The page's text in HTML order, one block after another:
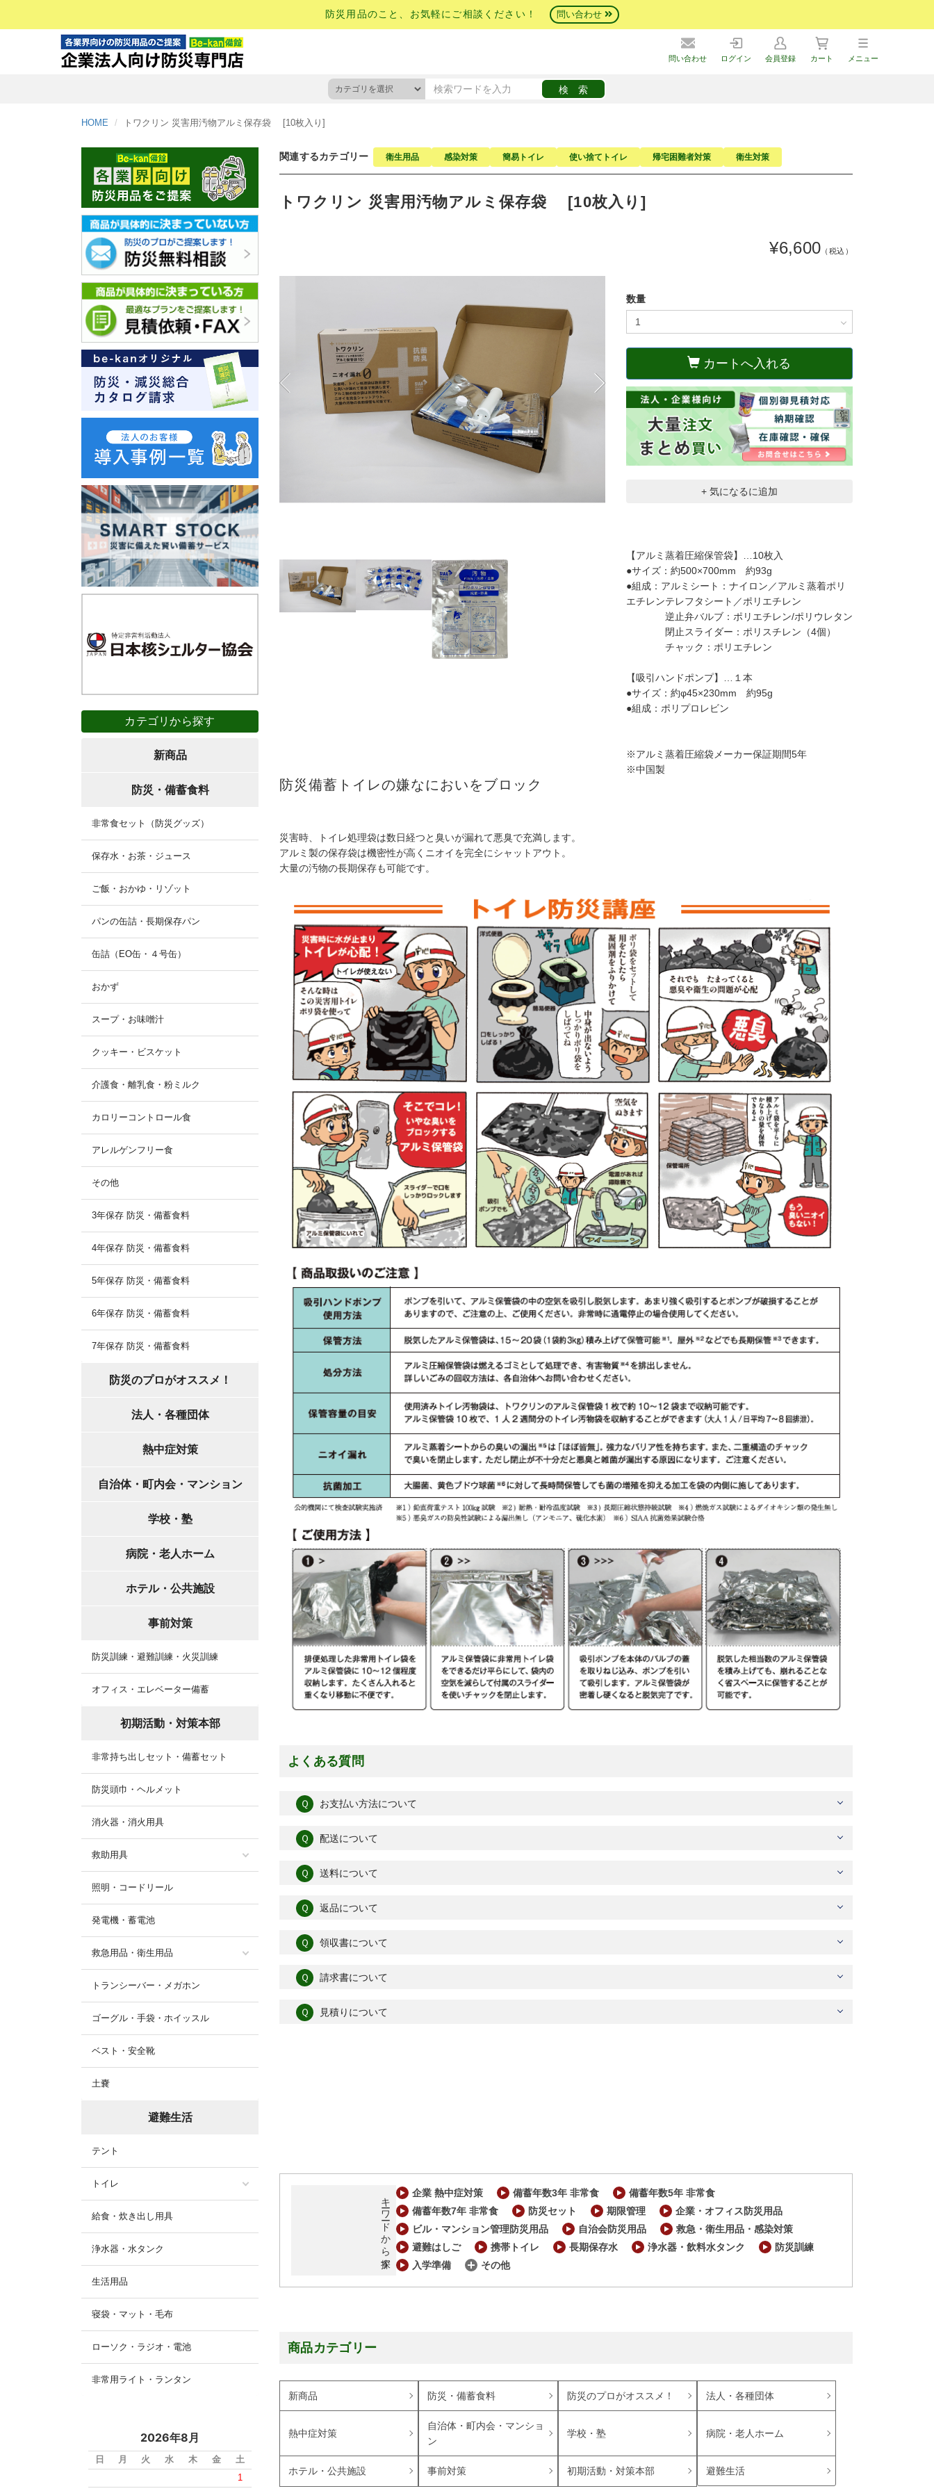
防災用品のこと、お気軽にご相談ください！ 問い合わせ
問い合わせ ログイン 会員登録 カート メニュー
HOME トワクリン 災害用汚物アルミ保存袋 [10枚入り]
関連するカテゴリー 衛生用品 感染対策 簡易トイレ 使い捨てトイレ 帰宅困難者対策 衛生対策
トワクリン 災害用汚物アルミ保存袋 [10枚入り]
¥6,600 （税込）
数量
カートへ入れる
+ 気になるに追加
【アルミ蒸着圧縮保管袋】…10枚入
●サイズ：約500×700mm 約93g
●組成：アルミシート：ナイロン／アルミ蒸着ポリ
エチレンテレフタシート／ポリエチレン
逆止弁バルブ：ポリエチレン/ポリウレタン
閉止スライダー：ポリスチレン（4個）
チャック：ポリエチレン
【吸引ハンドポンプ】…１本
●サイズ：約φ45×230mm 約95g
●組成：ポリプロレビン
※アルミ蒸着圧縮袋メーカー保証期間5年
※中国製
防災備蓄トイレの嫌なにおいをブロック
災害時、トイレ処理袋は数日経つと臭いが漏れて悪臭で充満します。
アルミ製の保存袋は機密性が高くニオイを完全にシャットアウト。
大量の汚物の長期保存も可能です。
よくある質問
Ｑ お支払い方法について
Ｑ 配送について
Ｑ 送料について
Ｑ 返品について
Ｑ 領収書について
Ｑ 請求書について
Ｑ 見積りについて
キーワードから探す 企業 熱中症対策 備蓄年数3年 非常食
備蓄年数5年 非常食
備蓄年数7年 非常食
防災セット 期限管理
企業・オフィス防災用品
ビル・マンション管理防災用品
自治会防災用品
救急・衛生用品・感染対策
避難はしご
携帯トイレ 長期保存水 浄水器・飲料水タンク
防災訓練
入学準備
その他
商品カテゴリー
新商品 防災・備蓄食料 防災のプロがオススメ！ 法人・各種団体
熱中症対策
自治体・町内会・マンショ
ン
学校・塾 病院・老人ホーム
ホテル・公共施設 事前対策 初期活動・対策本部 避難生活
カテゴリから探す
新商品
防災・備蓄食料
非常食セット（防災グッズ）
保存水・お茶・ジュース
ご飯・おかゆ・リゾット
パンの缶詰・長期保存パン
缶詰（EO缶・４号缶）
おかず
スープ・お味噌汁
クッキー・ビスケット
介護食・離乳食・粉ミルク
カロリーコントロール食
アレルゲンフリー食
その他
3年保存 防災・備蓄食料
4年保存 防災・備蓄食料
5年保存 防災・備蓄食料
6年保存 防災・備蓄食料
7年保存 防災・備蓄食料
防災のプロがオススメ！
法人・各種団体
熱中症対策
自治体・町内会・マンション
学校・塾
病院・老人ホーム
ホテル・公共施設
事前対策
防災訓練・避難訓練・火災訓練
オフィス・エレベーター備蓄
初期活動・対策本部
非常持ち出しセット・備蓄セット
防災頭巾・ヘルメット
消火器・消火用具
救助用具
照明・コードリール
発電機・蓄電池
救急用品・衛生用品
トランシーバー・メガホン
ゴーグル・手袋・ホイッスル
ベスト・安全靴
土嚢
避難生活
テント
トイレ
給食・炊き出し用具
浄水器・水タンク
生活用品
寝袋・マット・毛布
ローソク・ラジオ・電池
非常用ライト・ランタン
2026年8月
日 月 火 水 木 金
土
1